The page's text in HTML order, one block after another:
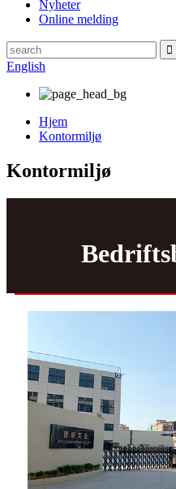
Nyheter
Online melding
English
Hjem
Kontormiljø
Kontormiljø